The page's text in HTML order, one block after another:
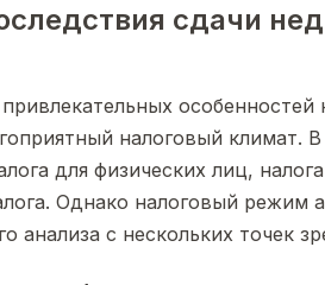
сдачи
налоговый климат.
для физических лиц,
Однако налоговый режим
анализа с нескольких точек